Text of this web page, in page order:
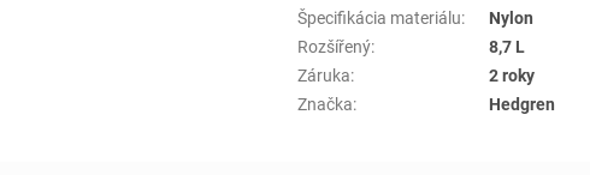
Špecifikácia materiálu:
Nylon
Rozšířený:
8,7 L
Záruka:
2 roky
Značka: Hedgren